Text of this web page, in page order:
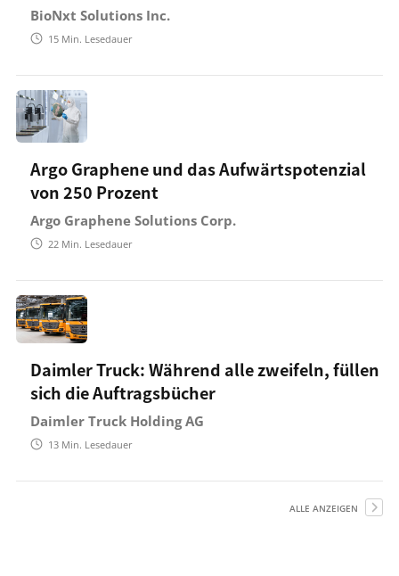
BioNxt Solutions Inc.
15 Min. Lesedauer
Argo Graphene und das Aufwärtspotenzial
von 250 Prozent
Argo Graphene Solutions Corp.
22 Min. Lesedauer
Daimler Truck: Während alle zweifeln, füllen
sich die Auftragsbücher
Daimler Truck Holding AG
13 Min. Lesedauer
ALLE ANZEIGEN